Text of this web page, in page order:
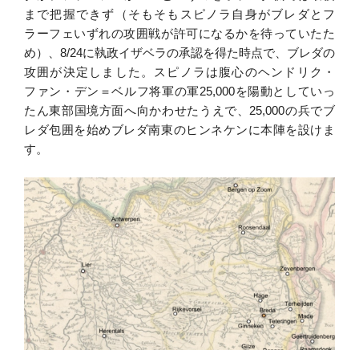
まで把握できず（そもそもスピノラ自身がブレダとフ
ラーフェいずれの攻囲戦が許可になるかを待っていたた
め）、8/24に執政イザベラの承認を得た時点で、ブレダの
攻囲が決定しました。スピノラは腹心のヘンドリク・
ファン・デン＝ベルフ将軍の軍25,000を陽動としていっ
たん東部国境方面へ向かわせたうえで、25,000の兵でブ
レダ包囲を始めブレダ南東のヒンネケンに本陣を設けま
す。